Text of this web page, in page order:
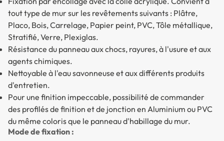
tout type de mur sur les revêtements suivants : Plâtre,
Placo, Bois, Carrelage, Papier peint, PVC, Tôle métallique,
Stratifié, Verre, Plexiglas.
Résistance du panneau aux chocs, rayures, à l'usure et aux
agents chimiques.
Nettoyable à l'eau savonneuse et aux différents produits
d'entretien.
Pour une finition impeccable, possibilité de commander
des profilés de finition et de jonction en Aluminium ou PVC
du même coloris que le panneau d'habillage du mur.
Mode de fixation :